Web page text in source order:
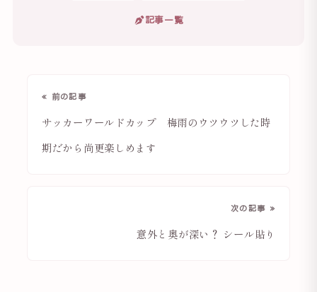
記事一覧
« 前の記事
サッカーワールドカップ 梅雨のウツウツした時
期だから尚更楽しめます
次の記事 »
意外と奥が深い？ シール貼り